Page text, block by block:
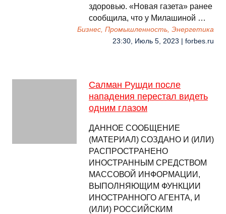
здоровью. «Новая газета» ранее
сообщила, что у Милашиной …
Бизнес, Промышленность, Энергетика
23:30, Июль 5, 2023 | forbes.ru
Салман Рушди после
нападения перестал видеть
одним глазом
ДАННОЕ СООБЩЕНИЕ
(МАТЕРИАЛ) СОЗДАНО И (ИЛИ)
РАСПРОСТРАНЕНО
ИНОСТРАННЫМ СРЕДСТВОМ
МАССОВОЙ ИНФОРМАЦИИ,
ВЫПОЛНЯЮЩИМ ФУНКЦИИ
ИНОСТРАННОГО АГЕНТА, И
(ИЛИ) РОССИЙСКИМ